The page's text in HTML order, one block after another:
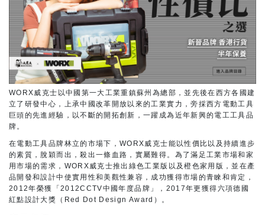
WORX威克士以中國第一大工業重鎮蘇州為總部，並先後在西方各國建
立了研發中心，上承中國改革開放以來的工業實力，旁採西方電動工具
巨頭的先進經驗，以不斷的開拓創新，一躍成為近年新興的電工工具品
牌。
在電動工具品牌林立的市場下，WORX威克士能以性價比以及持續進步
的素質，脫穎而出，殺出一條血路，實屬難得。為了滿足工業市場和家
用市場的需求，WORX威克士推出綠色工業版以及橙色家用版，並在產
品開發和設計中使實用性和美觀性兼容，成功獲得市場的青睞和肯定，
2012年榮獲「2012CCTV中國年度品牌」，2017年更獲得六項德國
紅點設計大獎（Red Dot Design Award）。